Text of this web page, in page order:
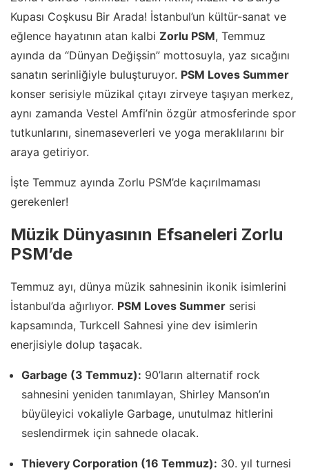
Kupası Coşkusu Bir Arada! İstanbul’un kültür-sanat ve
eğlence hayatının atan kalbi Zorlu PSM, Temmuz
ayında da “Dünyan Değişsin” mottosuyla, yaz sıcağını
sanatın serinliğiyle buluşturuyor. PSM Loves Summer
konser serisiyle müzikal çıtayı zirveye taşıyan merkez,
aynı zamanda Vestel Amfi’nin özgür atmosferinde spor
tutkunlarını, sinemaseverleri ve yoga meraklılarını bir
araya getiriyor.
İşte Temmuz ayında Zorlu PSM’de kaçırılmaması
gerekenler!
Müzik Dünyasının Efsaneleri Zorlu
PSM’de
Temmuz ayı, dünya müzik sahnesinin ikonik isimlerini
İstanbul’da ağırlıyor. PSM Loves Summer serisi
kapsamında, Turkcell Sahnesi yine dev isimlerin
enerjisiyle dolup taşacak.
Garbage (3 Temmuz): 90’ların alternatif rock
sahnesini yeniden tanımlayan, Shirley Manson’ın
büyüleyici vokaliyle Garbage, unutulmaz hitlerini
seslendirmek için sahnede olacak.
Thievery Corporation (16 Temmuz): 30. yıl turnesi